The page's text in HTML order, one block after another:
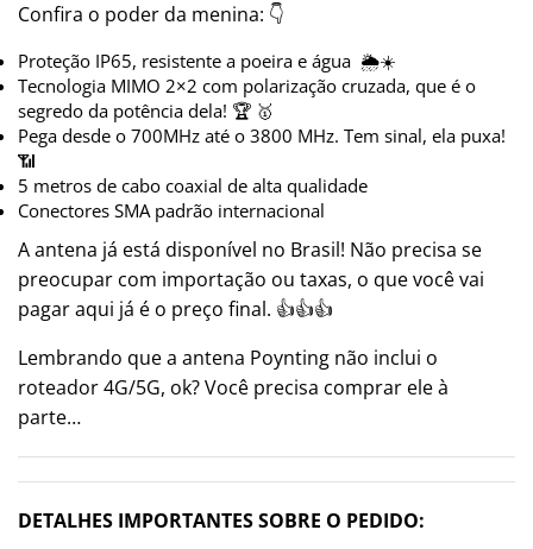
Confira o poder da menina: 👇
Proteção IP65, resistente a poeira e água 🌦️☀️
Tecnologia MIMO 2×2 com polarização cruzada, que é o
segredo da potência dela! 🏆 🥇
Pega desde o 700MHz até o 3800 MHz. Tem sinal, ela puxa!
📶
5 metros de cabo coaxial de alta qualidade
Conectores SMA padrão internacional
A antena já está disponível no Brasil! Não precisa se
preocupar com importação ou taxas, o que você vai
pagar aqui já é o preço final. 👍👍👍
Lembrando que a antena Poynting não inclui o
roteador 4G/5G, ok? Você precisa comprar ele à
parte…
DETALHES IMPORTANTES SOBRE O PEDIDO: